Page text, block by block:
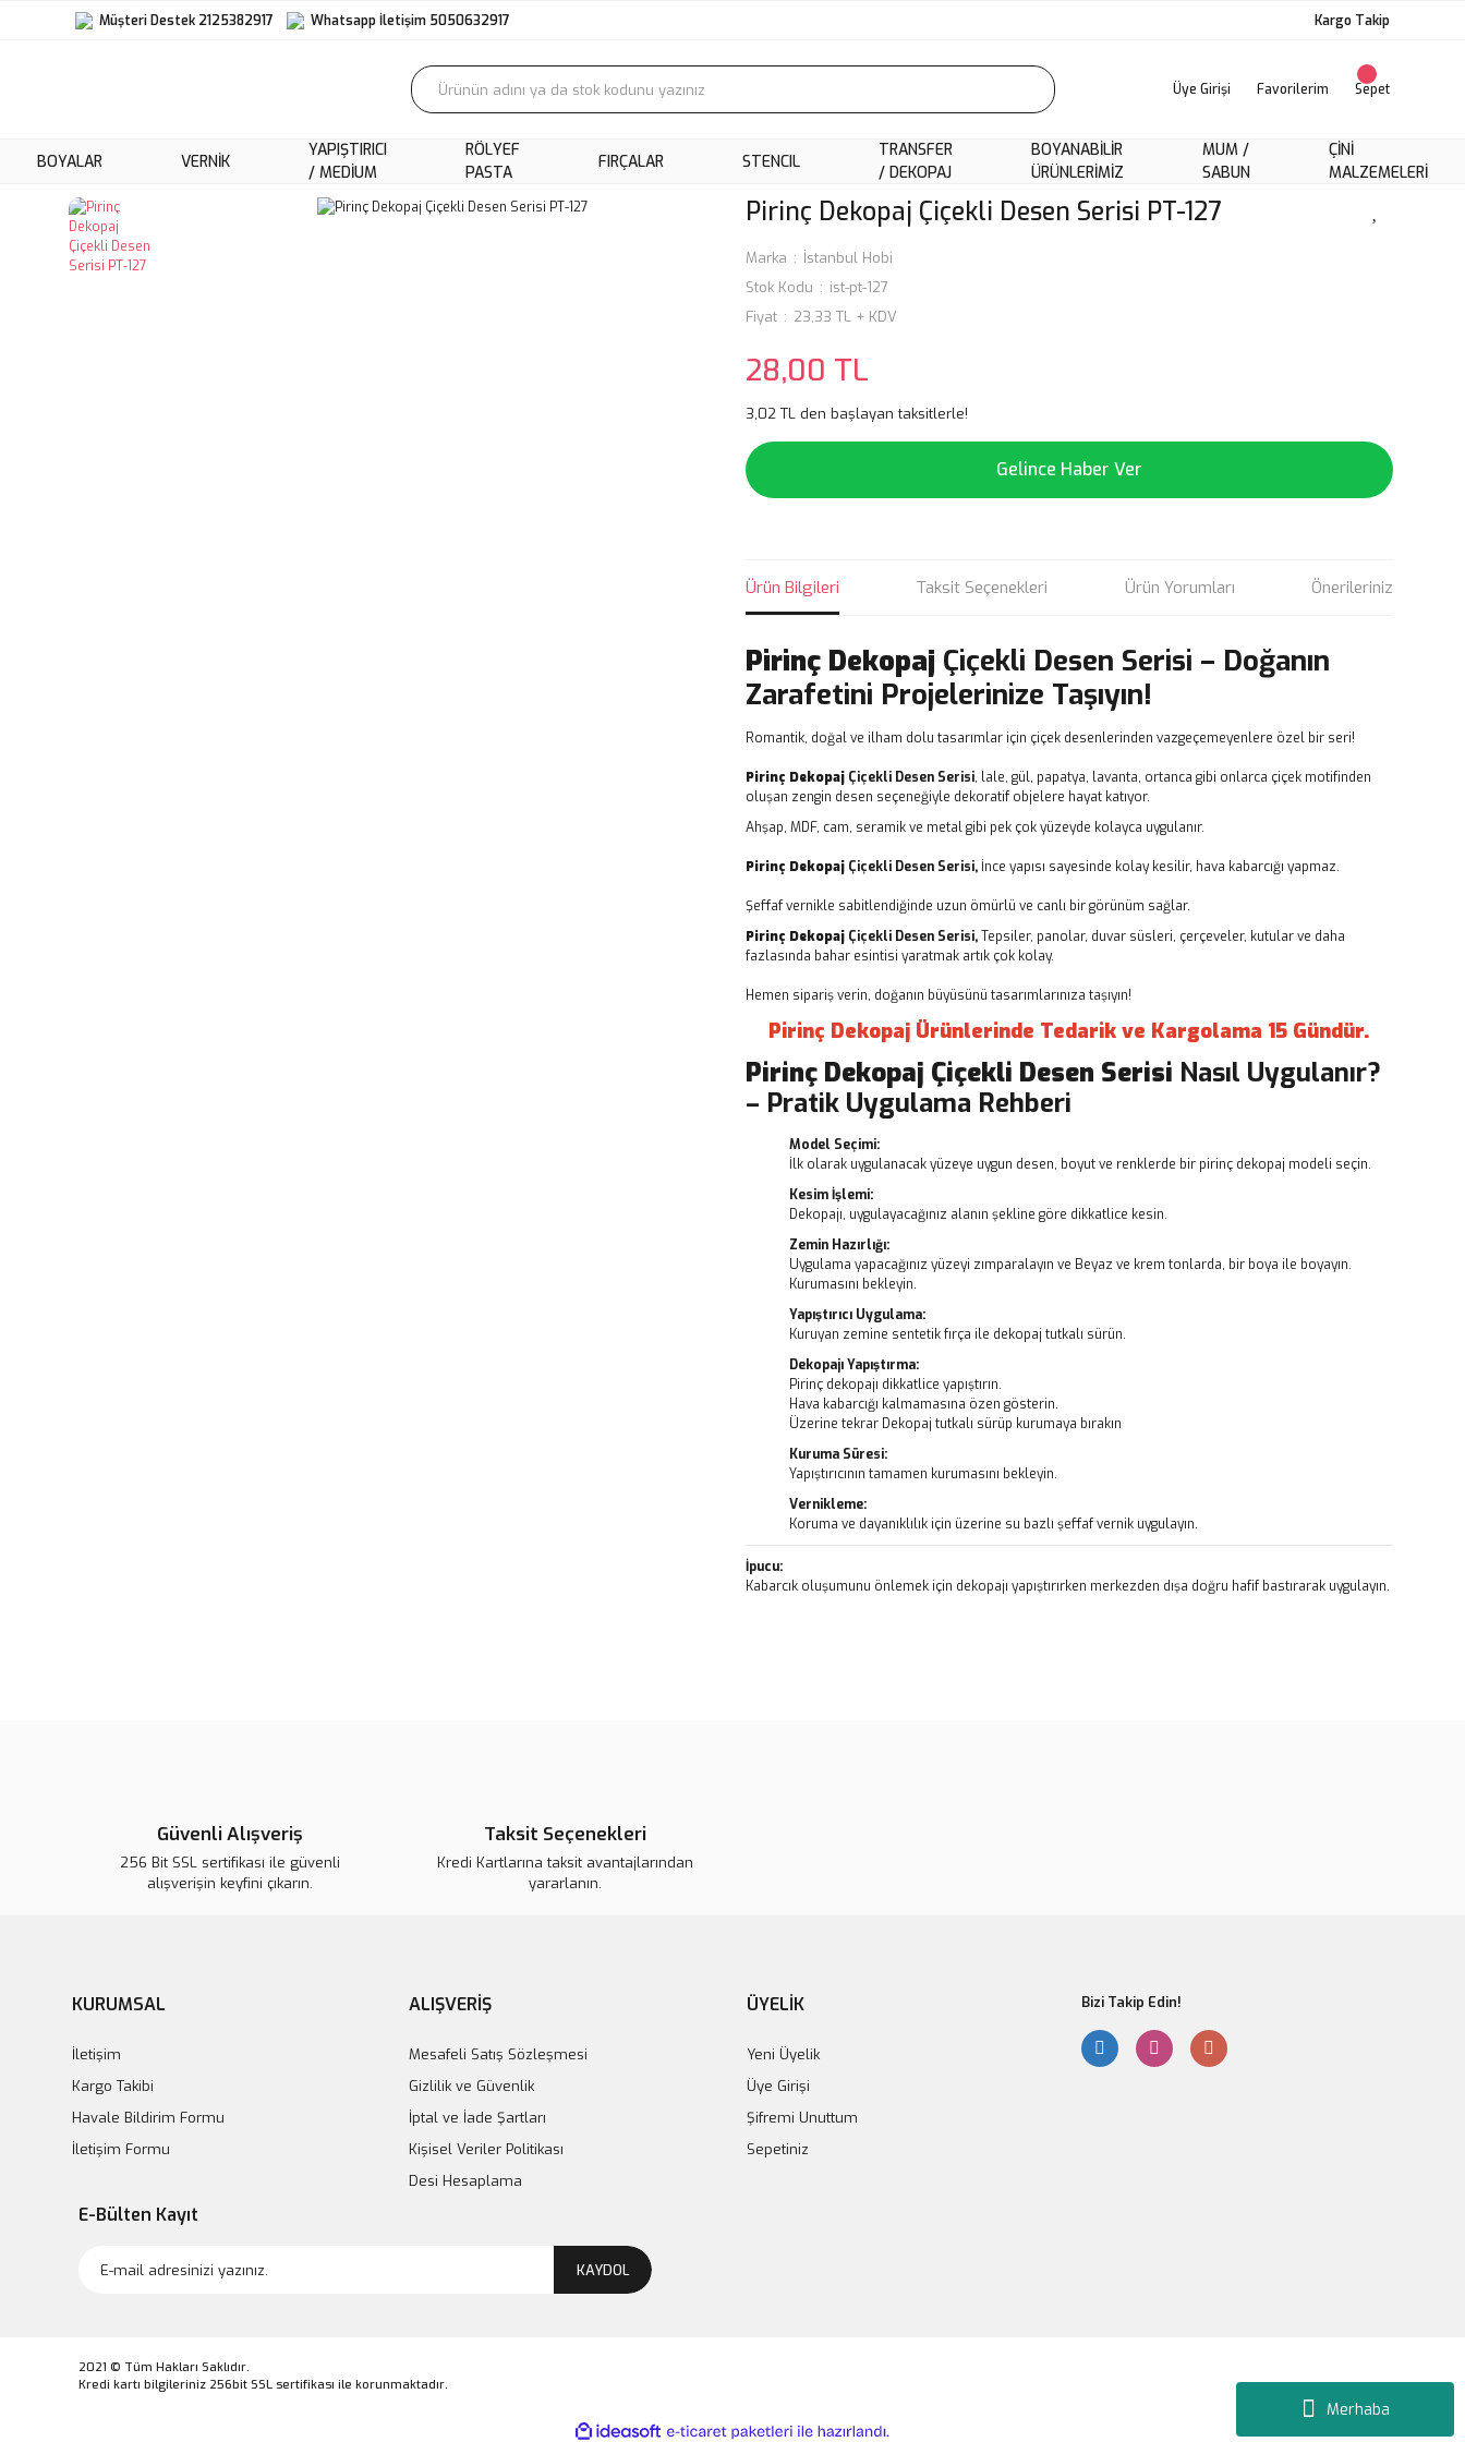
Merhaba
Müşteri Destek 2125382917 Whatsapp İletişim 5050632917 Kargo Takip
Üye Girişi Favorilerim Sepet
BOYALAR VERNIK
YAPIŞTIRICI
/ MEDIUM
RÖLYEF
PASTA
FIRÇALAR STENCIL
TRANSFER
/ DEKOPAJ
BOYANABILIR
ÜRÜNLERIMIZ
MUM /
SABUN
ÇINI
MALZEMELERI
Pirinç Dekopaj Çiçekli Desen Serisi PT-127
Marka
İstanbul Hobi
Stok Kodu
ist-pt-127
Fiyat
23,33 TL + KDV
28,00 TL
3,02 TL den başlayan taksitlerle!
Gelince Haber Ver
Ürün Bilgileri Taksit Seçenekleri Ürün Yorumları Önerileriniz
Pirinç Dekopaj Çiçekli Desen Serisi – Doğanın
Zarafetini Projelerinize Taşıyın!
Romantik, doğal ve ilham dolu tasarımlar için çiçek desenlerinden vazgeçemeyenlere özel bir seri!
Pirinç Dekopaj Çiçekli Desen Serisi, lale, gül, papatya, lavanta, ortanca gibi onlarca çiçek motifinden
oluşan zengin desen seçeneğiyle dekoratif objelere hayat katıyor.
Ahşap, MDF, cam, seramik ve metal gibi pek çok yüzeyde kolayca uygulanır.
Pirinç Dekopaj Çiçekli Desen Serisi, İnce yapısı sayesinde kolay kesilir, hava kabarcığı yapmaz.
Şeffaf vernikle sabitlendiğinde uzun ömürlü ve canlı bir görünüm sağlar.
Pirinç Dekopaj Çiçekli Desen Serisi,Tepsiler, panolar, duvar süsleri, çerçeveler, kutular ve daha
fazlasında bahar esintisi yaratmak artık çok kolay.
Hemen sipariş verin, doğanın büyüsünü tasarımlarınıza taşıyın!
Pirinç Dekopaj Ürünlerinde Tedarik ve Kargolama 15 Gündür.
Pirinç Dekopaj Çiçekli Desen Serisi Nasıl Uygulanır?
– Pratik Uygulama Rehberi
Model Seçimi:
İlk olarak uygulanacak yüzeye uygun desen, boyut ve renklerde bir pirinç dekopaj modeli seçin.
Kesim İşlemi:
Dekopajı, uygulayacağınız alanın şekline göre dikkatlice kesin.
Zemin Hazırlığı:
Uygulama yapacağınız yüzeyi zımparalayın ve Beyaz ve krem tonlarda, bir boya ile boyayın.
Kurumasını bekleyin.
Yapıştırıcı Uygulama:
Kuruyan zemine sentetik fırça ile dekopaj tutkalı sürün.
Dekopajı Yapıştırma:
Pirinç dekopajı dikkatlice yapıştırın.
Hava kabarcığı kalmamasına özen gösterin.
Üzerine tekrar Dekopaj tutkalı sürüp kurumaya bırakın
Kuruma Süresi:
Yapıştırıcının tamamen kurumasını bekleyin.
Vernikleme:
Koruma ve dayanıklılık için üzerine su bazlı şeffaf vernik uygulayın.
İpucu:
Kabarcık oluşumunu önlemek için dekopajı yapıştırırken merkezden dışa doğru hafif bastırarak uygulayın.
Gönder
Güvenli Alışveriş
256 Bit SSL sertifikası ile güvenli
alışverişin keyfini çıkarın.
Taksit Seçenekleri
Kredi Kartlarına taksit avantajlarından
yararlanın.
KURUMSAL
İletişim
Kargo Takibi
Havale Bildirim Formu
İletişim Formu
ALIŞVERİŞ
Mesafeli Satış Sözleşmesi
Gizlilik ve Güvenlik
İptal ve İade Şartları
Kişisel Veriler Politikası
Desi Hesaplama
ÜYELİK
Yeni Üyelik
Üye Girişi
Şifremi Unuttum
Sepetiniz
Bizi Takip Edin!
E-Bülten Kayıt
KAYDOL
2021 © Tüm Hakları Saklıdır.
Kredi kartı bilgileriniz 256bit SSL sertifikası ile korunmaktadır.
ideasoft e-